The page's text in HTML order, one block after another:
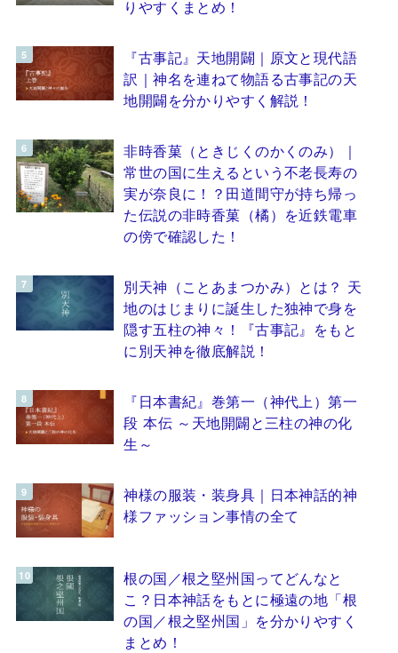
りやすくまとめ！
『古事記』天地開闢｜原文と現代語
訳｜神名を連ねて物語る古事記の天
地開闢を分かりやすく解説！
非時香菓（ときじくのかくのみ）｜
常世の国に生えるという不老長寿の
実が奈良に！？田道間守が持ち帰っ
た伝説の非時香菓（橘）を近鉄電車
の傍で確認した！
別天神（ことあまつかみ）とは？ 天
地のはじまりに誕生した独神で身を
隠す五柱の神々！『古事記』をもと
に別天神を徹底解説！
『日本書紀』巻第一（神代上）第一
段 本伝 ～天地開闢と三柱の神の化
生～
神様の服装・装身具｜日本神話的神
様ファッション事情の全て
根の国／根之堅州国ってどんなと
こ？日本神話をもとに極遠の地「根
の国／根之堅州国」を分かりやすく
まとめ！